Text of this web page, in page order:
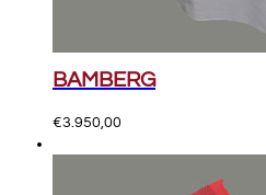
BAMBERG
€3.950,00